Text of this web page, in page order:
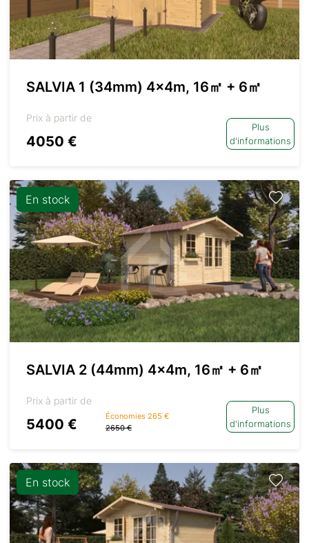
SALVIA 1 (34mm) 4x4m, 16㎡ + 6㎡
Prix à partir de
4050 €
Plus
d'informations
En stock
SALVIA 2 (44mm) 4x4m, 16㎡ + 6㎡
Prix à partir de
5400 €
Économies 265 €
2650 €
Plus
d'informations
En stock